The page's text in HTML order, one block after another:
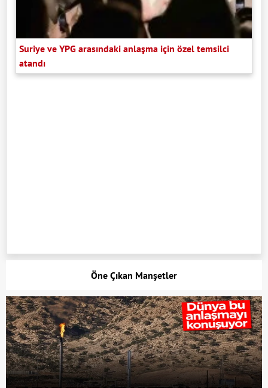
Suriye ve YPG arasındaki anlaşma için özel temsilci
atandı
Öne Çıkan Manşetler